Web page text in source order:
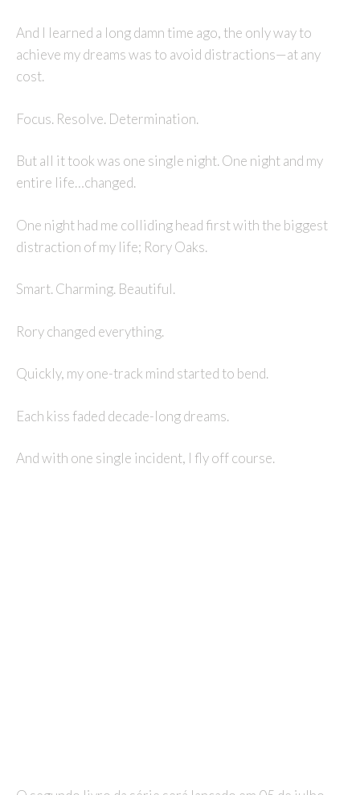
And I learned a long damn time ago, the only way to
achieve my dreams was to avoid distractions—at any
cost.
Focus. Resolve. Determination.
But all it took was one single night. One night and my
entire life…changed.
One night had me colliding head first with the biggest
distraction of my life; Rory Oaks.
Smart. Charming. Beautiful.
Rory changed everything.
Quickly, my one-track mind started to bend.
Each kiss faded decade-long dreams.
And with one single incident, I fly off course.